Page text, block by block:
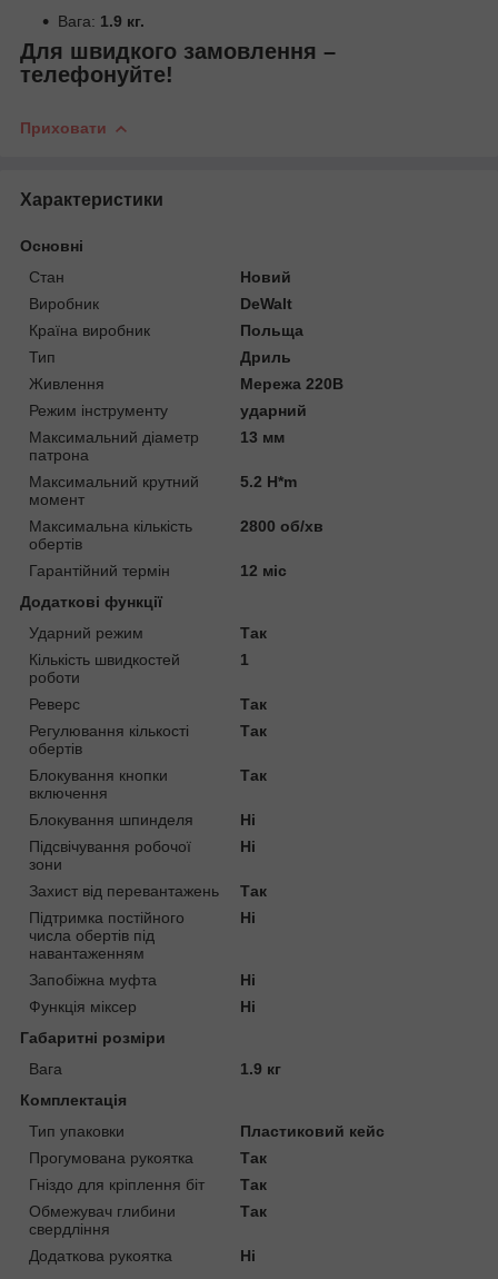
Вага: 1.9 кг.
Для швидкого замовлення –
телефонуйте!
Приховати
Характеристики
Основні
Стан
Новий
Виробник
DeWalt
Країна виробник
Польща
Тип
Дриль
Живлення
Мережа 220В
Режим інструменту
ударний
Максимальний діаметр
патрона
13 мм
Максимальний крутний
момент
5.2 H*m
Максимальна кількість
обертів
2800 об/хв
Гарантійний термін
12 міс
Додаткові функції
Ударний режим
Так
Кількість швидкостей
роботи
1
Реверс
Так
Регулювання кількості
обертів
Так
Блокування кнопки
включення
Так
Блокування шпинделя
Ні
Підсвічування робочої
зони
Ні
Захист від перевантажень
Так
Підтримка постійного
числа обертів під
навантаженням
Ні
Запобіжна муфта
Ні
Функція міксер
Ні
Габаритні розміри
Вага
1.9 кг
Комплектація
Тип упаковки
Пластиковий кейс
Прогумована рукоятка
Так
Гніздо для кріплення біт
Так
Обмежувач глибини
свердління
Так
Додаткова рукоятка
Ні